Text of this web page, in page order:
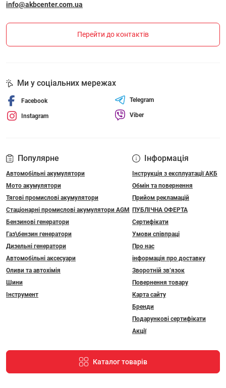
info@akbcenter.com.ua
Перейти до контактів
Популярне
Автомобільні акумулятори
Мото акумулятори
Тягові промислові акумулятори
Стаціонарні промислові акумулятори АGM
Бензинові генератори
Газ\бензин генератори
Дизельні генератори
Автомобільні аксесуари
Оливи та автохімія
Шини
Інструмент
Інформація
Інструкція з експлуатації АКБ
Обмін та повернення
Прийом рекламацій
ПУБЛІЧНА ОФЕРТА
Сертифікати
Умови співпраці
Про нас
інформація про доставку
Зворотній зв’язок
Повернення товару
Карта сайту
Бренди
Подарункові сертифікати
Акції
Каталог товарів
Ми у соціальних мережах
Facebook
Instagram
Telegram
Viber